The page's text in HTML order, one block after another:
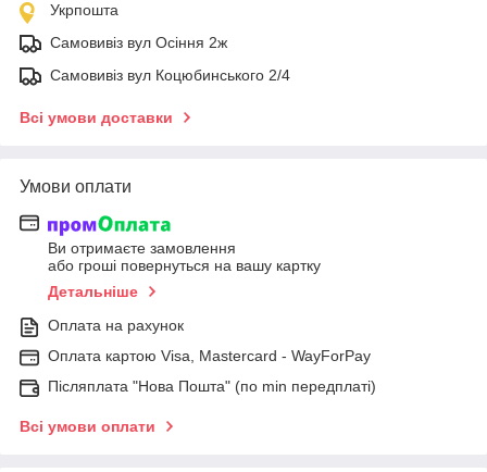
Укрпошта
Самовивіз вул Осіння 2ж
Самовивіз вул Коцюбинського 2/4
Всі умови доставки
Умови оплати
Ви отримаєте замовлення
або гроші повернуться на вашу картку
Детальніше
Оплата на рахунок
Оплата картою Visa, Mastercard - WayForPay
Післяплата "Нова Пошта" (по min передплаті)
Всі умови оплати